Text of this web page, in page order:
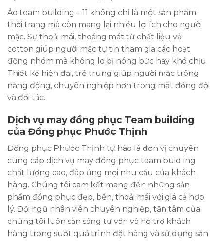
Áo team building – 11 không chỉ là một sản phẩm
thời trang mà còn mang lại nhiều lợi ích cho người
mặc. Sự thoải mái, thoáng mát từ chất liệu vải
cotton giúp người mặc tự tin tham gia các hoạt
động nhóm mà không lo bị nóng bức hay khó chịu.
Thiết kế hiện đại, trẻ trung giúp người mặc trông
năng động, chuyên nghiệp hơn trong mắt đồng đội
và đối tác.
Dịch vụ may đồng phục Team building
của Đồng phục Phước Thịnh
Đồng phục Phước Thịnh tự hào là đơn vị chuyên
cung cấp dịch vụ may đồng phục team buidling
chất lượng cao, đáp ứng mọi nhu cầu của khách
hàng. Chúng tôi cam kết mang đến những sản
phẩm đồng phục đẹp, bền, thoải mái với giá cả hợp
lý. Đội ngũ nhân viên chuyên nghiệp, tận tâm của
chúng tôi luôn sẵn sàng tư vấn và hỗ trợ khách
hàng trong suốt quá trình đặt hàng và sử dụng sản